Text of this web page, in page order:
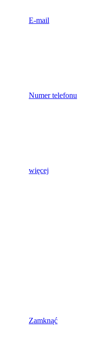
E-mail
Numer telefonu
więcej
Zamknąć